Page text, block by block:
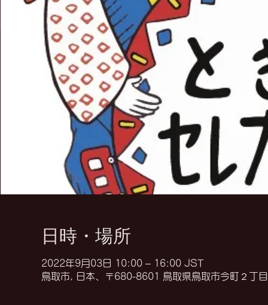
日時・場所
2022年9月03日 10:00 – 16:00 JST
鳥取市, 日本、〒680-8601 鳥取県鳥取市今町２丁目